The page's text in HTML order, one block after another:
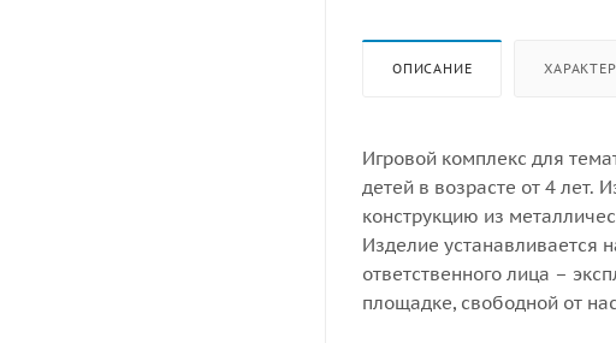
ОПИСАНИЕ
Игровой комплекс для
детей в возрасте от 4 лет.
конструкцию из
Изделие устанавливается
ответственного лица –
площадке, свободной от